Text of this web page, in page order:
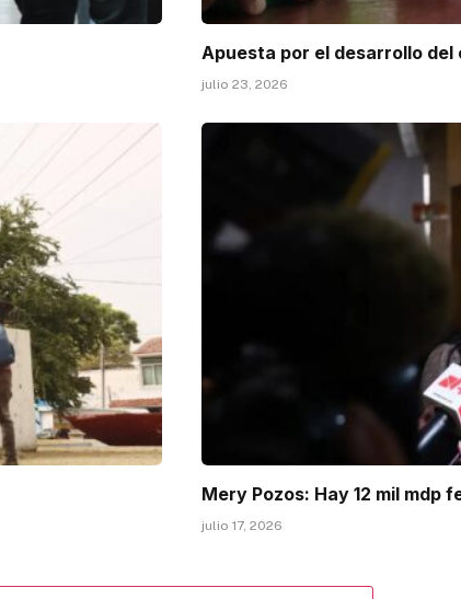
Apuesta por el desarrollo
julio 23, 2026
Mery Pozos: Hay 12 mil mdp
julio 17, 2026